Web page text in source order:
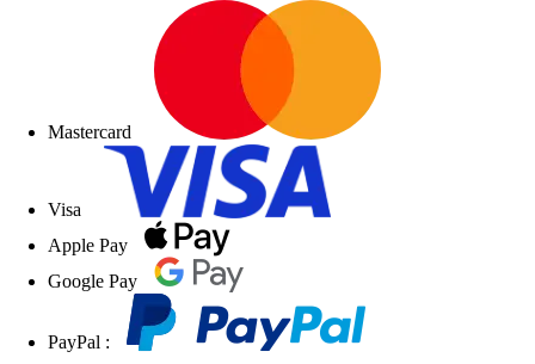
Mastercard
Visa
Apple Pay
Google Pay
PayPal :